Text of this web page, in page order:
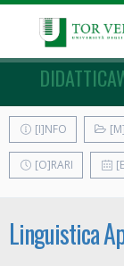
[I]NFO
[O]RARI
Linguistica